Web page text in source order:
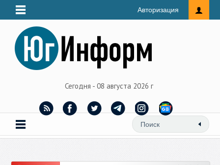
Авторизация
Сегодня - 08 августа 2026 г